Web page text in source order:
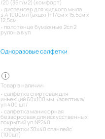
/20 (35 г/м2)(комфорт)
диспенсер для жидкого мыла
s.4 1000мл (вхшхг): 17см x 15,5см x
12,5см
полотенце бумажные 2сл 2
рулона в уп
Одноразовые салфетки
Товар в наличии:
салфетка спиртовая для
инъекций 60х100 мм. /асептика/
уп 400 шт/
салфетка маникюрная
безворсовая для искусственных
покрытий уп.№240
салфетки 30х40 спанлейс
(100шт)